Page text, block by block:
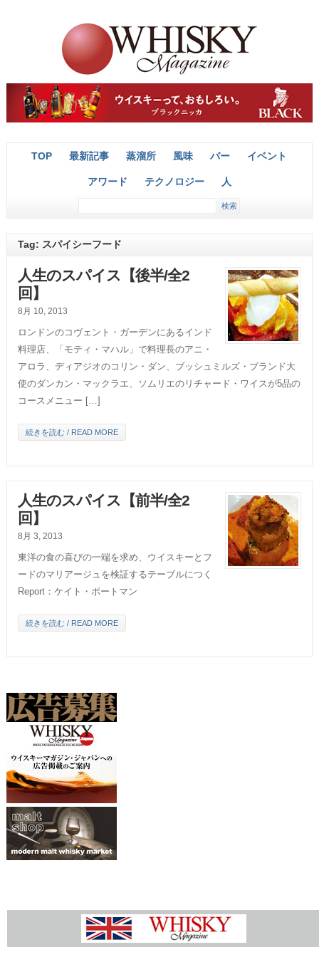
TOP 最新記事 蒸溜所 風味 バー イベント
アワード テクノロジー 人
Tag: スパイシーフード
人生のスパイス【後半/全2
回】
8月 10, 2013
ロンドンのコヴェント・ガーデンにあるインド
料理店、「モティ・マハル」で料理長のアニ・
アロラ、ディアジオのコリン・ダン、ブッシュミルズ・ブランド大
使のダンカン・マックラエ、ソムリエのリチャード・ワイスが5品の
コースメニュー […]
続きを読む / READ MORE
人生のスパイス【前半/全2
回】
8月 3, 2013
東洋の食の喜びの一端を求め、ウイスキーとフ
ードのマリアージュを検証するテーブルにつく
Report：ケイト・ポートマン
続きを読む / READ MORE